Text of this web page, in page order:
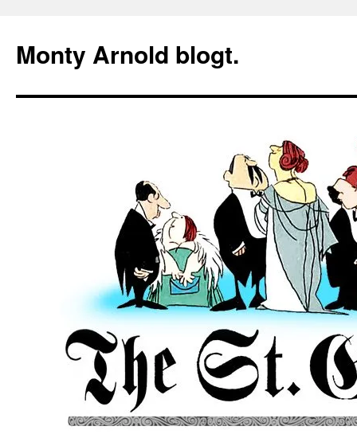
springen
Monty Arnold blogt.